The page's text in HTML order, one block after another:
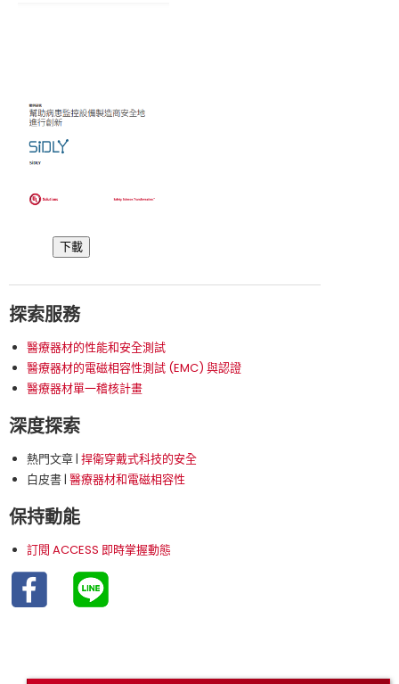
下載
探索服務
醫療器材的性能和安全測試
醫療器材的電磁相容性測試 (EMC) 與認證
醫療器材單一稽核計畫
深度探索
熱門文章 | 捍衛穿戴式科技的安全
白皮書 | 醫療器材和電磁相容性
保持動能
訂閱 ACCESS 即時掌握動態